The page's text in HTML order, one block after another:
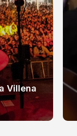
Villena